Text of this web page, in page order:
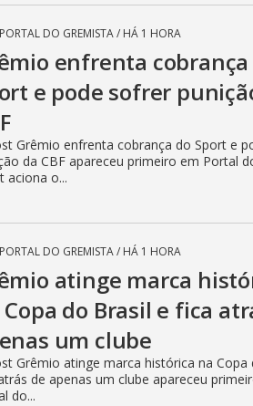
PORTAL DO GREMISTA/ HÁ 1 HORA
enfrenta cobrança
e pode sofrer
Grêmio enfrenta cobrança do Sport e
da CBF apareceu primeiro em Portal
aciona o...
PORTAL DO GREMISTA/ HÁ 1 HORA
atinge marca
Copa do Brasil e fica
um clube
Grêmio atinge marca histórica na Copa
de apenas um clube apareceu
do...